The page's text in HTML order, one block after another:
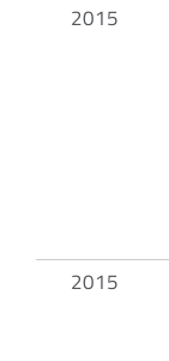
2015
2015